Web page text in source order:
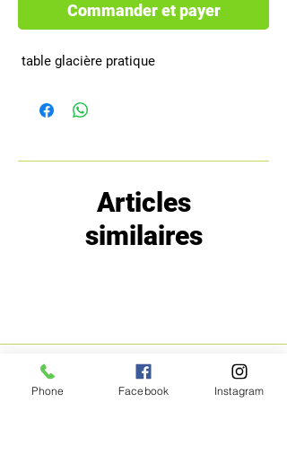
Commander et payer
table glacière pratique
Articles
similaires
MENU POLITIQUE
Phone Facebook Instagram